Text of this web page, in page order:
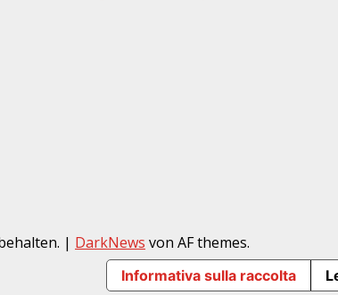
| DarkNews von AF themes.
Informativa sulla raccolta